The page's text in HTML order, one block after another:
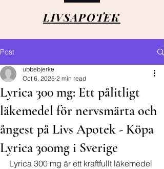
LIVSAPOTEK
Post
Lyrica 300 mg: Ett pålitligt
läkemedel för nervsmärta och
ångest på Livs Apotek - Köpa
Lyrica 300mg i Sverige
ubbebjerke
Oct 6, 2025 2 min read
Lyrica 300 mg är ett kraftfullt läkemedel